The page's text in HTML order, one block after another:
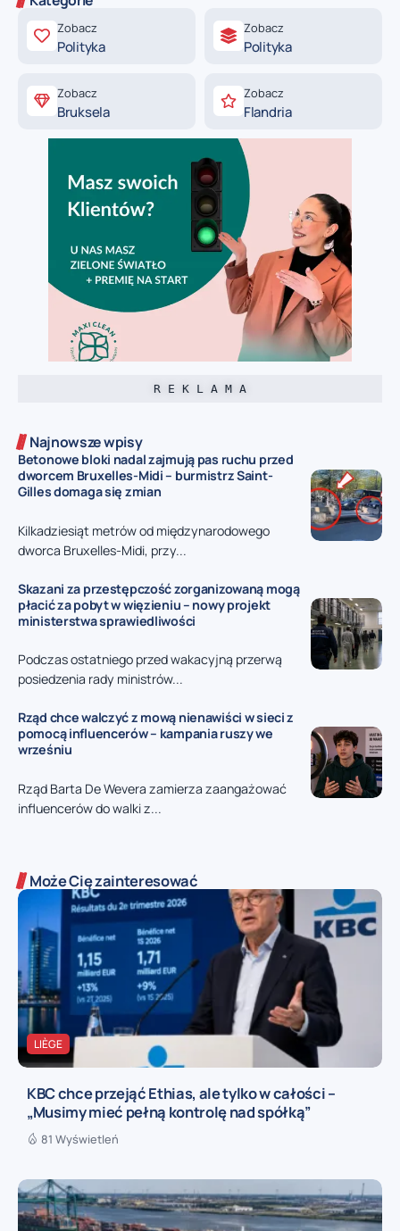
Zobacz
Polityka
Zobacz
Polityka
Zobacz
Bruksela
Zobacz
Flandria
R E K L A M A
Najnowsze wpisy
Betonowe bloki nadal zajmują pas ruchu przed
dworcem Bruxelles-Midi – burmistrz Saint-
Gilles domaga się zmian
Kilkadziesiąt metrów od międzynarodowego
dworca Bruxelles-Midi, przy...
Skazani za przestępczość zorganizowaną mogą
płacić za pobyt w więzieniu – nowy projekt
ministerstwa sprawiedliwości
Podczas ostatniego przed wakacyjną przerwą
posiedzenia rady ministrów...
Rząd chce walczyć z mową nienawiści w sieci z
pomocą influencerów – kampania ruszy we
wrześniu
Rząd Barta De Wevera zamierza zaangażować
influencerów do walki z...
Może Cię zainteresować
LIÈGE
KBC chce przejąć Ethias, ale tylko w całości –
„Musimy mieć pełną kontrolę nad spółką”
81 Wyświetleń